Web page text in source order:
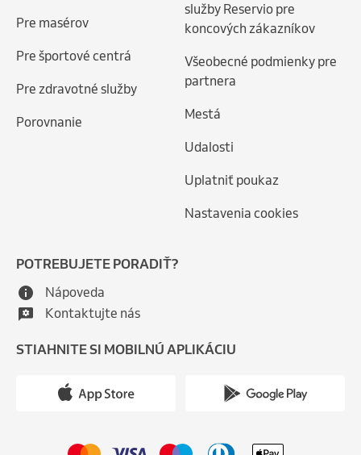
Pre masérov
Pre športové centrá
Pre zdravotné služby
Porovnanie
služby Reservio pre
koncových zákazníkov
Všeobecné podmienky pre
partnera
Mestá
Udalosti
Uplatniť poukaz
Nastavenia cookies
POTREBUJETE PORADIŤ?
Nápoveda
Kontaktujte nás
STIAHNITE SI MOBILNÚ APLIKÁCIU